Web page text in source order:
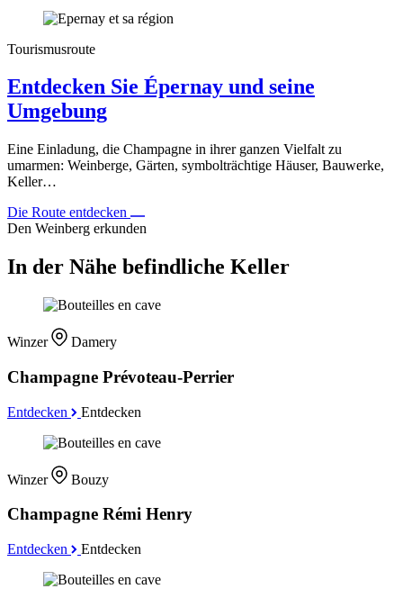
Tourismusroute
Entdecken Sie Épernay und seine
Umgebung
Eine Einladung, die Champagne in ihrer ganzen Vielfalt zu
umarmen: Weinberge, Gärten, symbolträchtige Häuser, Bauwerke,
Keller…
Die Route entdecken
Den Weinberg erkunden
In der Nähe befindliche Keller
Winzer Damery
Champagne Prévoteau-Perrier
Entdecken Entdecken
Winzer Bouzy
Champagne Rémi Henry
Entdecken Entdecken